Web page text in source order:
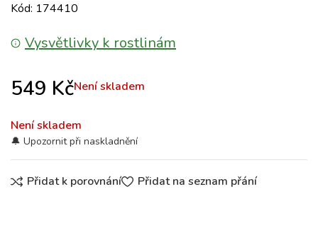
Kód: 174410
Vysvětlivky k rostlinám
549 KčNení skladem
Není skladem
Přidat k porovnání Přidat na seznam přání